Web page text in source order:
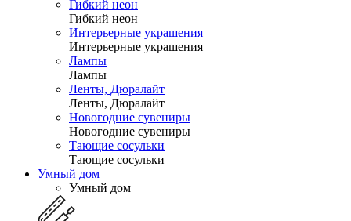
Гибкий неон
Гибкий неон
Интерьерные украшения
Интерьерные украшения
Лампы
Лампы
Ленты, Дюралайт
Ленты, Дюралайт
Новогодние сувениры
Новогодние сувениры
Тающие сосульки
Тающие сосульки
Умный дом
Умный дом